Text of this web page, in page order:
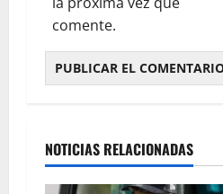
comente.
NOTICIAS RELACIONADAS